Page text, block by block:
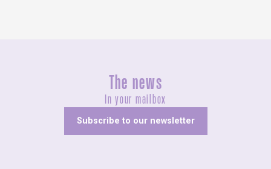
The news
In your mailbox
Subscribe to our newsletter